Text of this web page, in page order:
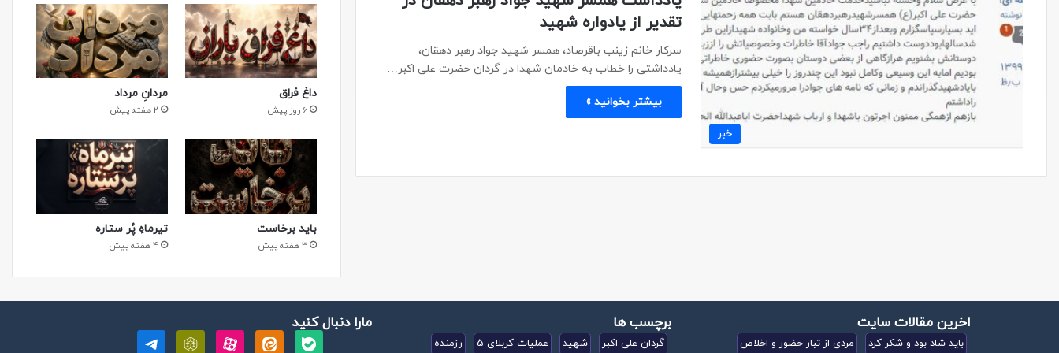
خبر
تقدیر از یادواره شهید
سرکار خانم زینب باقرصاد، همسر شهید جواد رهبر دهقان،
یادداشتی را خطاب به خادمان شهدا در گردان حضرت علی اکبر…
بیشتر بخوانید »
داغ فراق
6 روز پیش
مردانِ مرداد
2 هفته پیش
باید برخاست
3 هفته پیش
تیرماهِ پُر ستاره
4 هفته پیش
اخرین مقالات سایت
باید شاد بود و شکر کرد مردی از تبار حضور و اخلاص
برچسب ها
گردان علی اکبر شهید عملیات کربلای 5 رزمنده
مارا دنبال کنید